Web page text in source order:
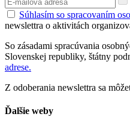
Súhlasím so spracovaním
newslettra o aktivitách
So zásadami spracúvania
Slovenskej republiky, štátny
adrese.
Z odoberania newslettra sa
Ďalšie weby